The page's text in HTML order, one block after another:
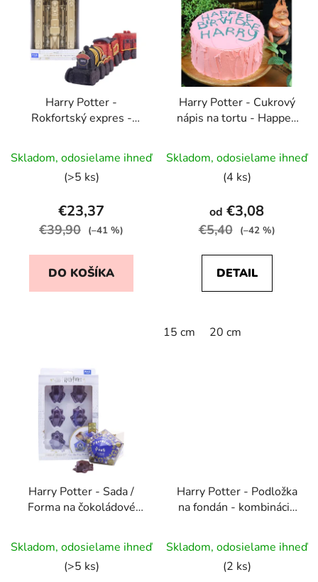
Harry Potter -
Rokfortský expres -
Skladom, odosielame ihneď
(>5 ks)
€23,37
€39,90 (–41 %)
DO KOŠÍKA
Harry Potter - Cukrový
nápis na tortu - Happee
Skladom, odosielame ihneď
(4 ks)
od €3,08
€5,40 (–42 %)
DETAIL
15 cm 20 cm
Harry Potter - Sada /
Forma na čokoládové
hodnotenie
produktu
Skladom, odosielame ihneď
(>5 ks)
Harry Potter - Podložka
na fondán - kombinácia
Skladom, odosielame ihneď
(2 ks)